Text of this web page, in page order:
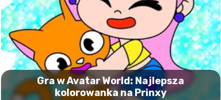
Gra w Avatar World: Najlepsza
kolorowanka na Prinxy